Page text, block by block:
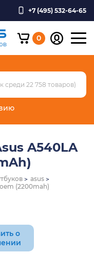
+7 (495) 532-64-65
0
A540LA
asus
(2200mah)
о